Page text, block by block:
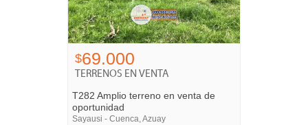
$69.000
TERRENOS EN VENTA
T282 Amplio terreno en venta de
oportunidad
Sayausi - Cuenca, Azuay